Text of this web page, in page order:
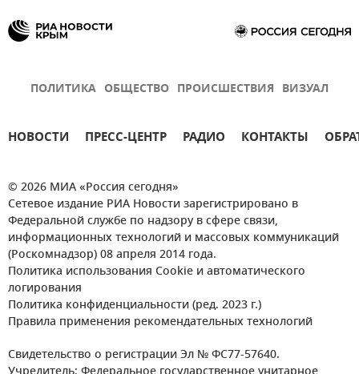
ПОЛИТИКА ОБЩЕСТВО ПРОИСШЕСТВИЯ ВИЗУАЛ
НОВОСТИ ПРЕСС-ЦЕНТР РАДИО КОНТАКТЫ
© 2026 МИА «Россия сегодня»
Сетевое издание РИА Новости зарегистрировано в
Федеральной службе по надзору в сфере связи,
информационных технологий и массовых коммуникаций
(Роскомнадзор) 08 апреля 2014 года.
Политика использования Cookie и автоматического
логирования
Политика конфиденциальности (ред. 2023 г.)
Правила применения рекомендательных технологий
Свидетельство о регистрации Эл № ФС77-57640.